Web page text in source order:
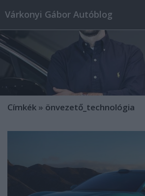
Várkonyi Gábor Autóblog
Címkék » önvezető_technológia